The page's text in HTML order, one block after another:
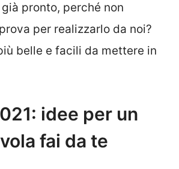
già pronto, perché non
per realizzarlo da noi?
belle e facili da mettere in
idee per un
fai da te